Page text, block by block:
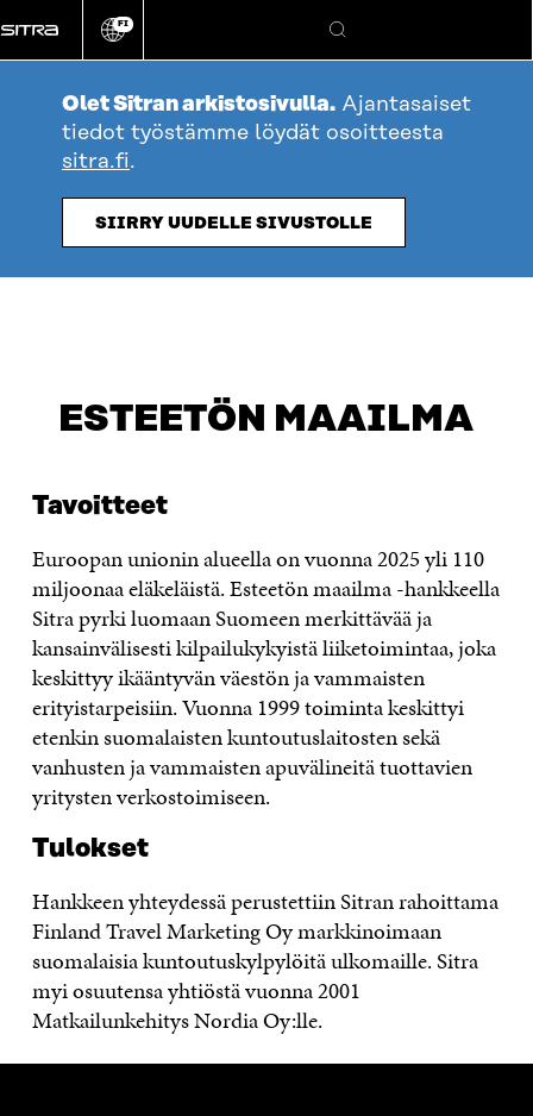
suoraan
sisältöön
Vaihda
kieli
FI
Hae
Olet Sitran arkistosivulla. Ajantasaiset
tiedot työstämme löydät osoitteesta
sitra.fi.
SIIRRY UUDELLE SIVUSTOLLE
ESTEETÖN MAAILMA
Tavoitteet
Euroopan unionin alueella on vuonna 2025 yli 110
miljoonaa eläkeläistä. Esteetön maailma -hankkeella
Sitra pyrki luomaan Suomeen merkittävää ja
kansainvälisesti kilpailukykyistä liiketoimintaa, joka
keskittyy ikääntyvän väestön ja vammaisten
erityistarpeisiin. Vuonna 1999 toiminta keskittyi
etenkin suomalaisten kuntoutuslaitosten sekä
vanhusten ja vammaisten apuvälineitä tuottavien
yritysten verkostoimiseen.
Tulokset
Hankkeen yhteydessä perustettiin Sitran rahoittama
Finland Travel Marketing Oy markkinoimaan
suomalaisia kuntoutuskylpylöitä ulkomaille. Sitra
myi osuutensa yhtiöstä vuonna 2001
Matkailunkehitys Nordia Oy:lle.